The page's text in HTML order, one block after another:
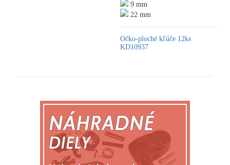
9 mm
22 mm
Očko-ploché kľúče 12ks
KD10937